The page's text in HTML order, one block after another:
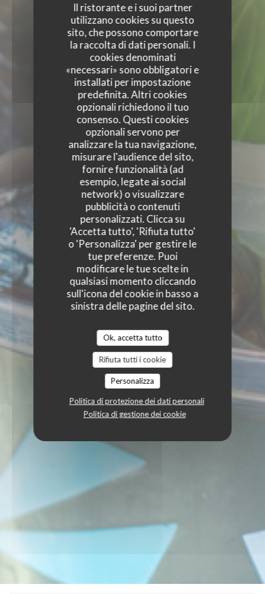
Il ristorante e i suoi partner
utilizzano cookies su questo
sito, che possono comportare
la raccolta di dati personali. I
cookies denominati
«necessari» sono obbligatori e
installati per impostazione
predefinita. Altri cookies
opzionali richiedono il tuo
consenso. Questi cookies
opzionali servono per
analizzare la tua navigazione,
misurare l'audience del sito,
fornire funzionalità (ad
esempio, legate ai social
network) o visualizzare
pubblicità o contenuti
personalizzati. Clicca su
'Accetta tutto', 'Rifiuta tutto'
o 'Personalizza' per gestire le
tue preferenze. Puoi
modificare le tue scelte in
qualsiasi momento cliccando
sull'icona del cookie in basso a
sinistra delle pagine del sito.
Ok, accetta tutto
Rifiuta tutti i cookie
Personalizza
Politica di protezione dei dati personali
Politica di gestione dei cookie